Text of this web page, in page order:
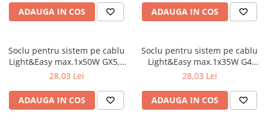
Iluminat portabil
Iluminat tablouri
Iluminat fonoabsorbant
Familia June
Familia Lirena
ADAUGA IN COS ADAUGA IN COS
Soclu pentru sistem pe cablu
Light&Easy max.1x50W GX5,3
negru 12V metal
28,03 Lei
ADAUGA IN COS
Soclu pentru sistem pe cablu
Light&Easy max.1x35W G4
negru 12V metal
28,03 Lei
ADAUGA IN COS